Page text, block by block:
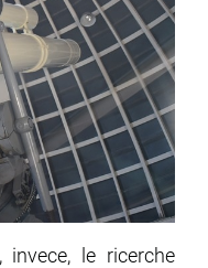
le ricerche